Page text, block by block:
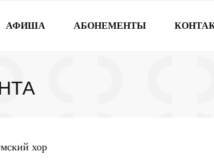
АФИША АБОНЕМЕНТЫ
хор